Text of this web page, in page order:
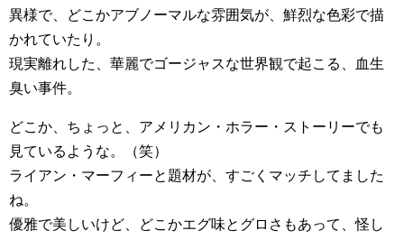
異様で、どこかアブノーマルな雰囲気が、鮮烈な色彩で描
かれていたり。
現実離れした、華麗でゴージャスな世界観で起こる、血生
臭い事件。
どこか、ちょっと、アメリカン・ホラー・ストーリーでも
見ているような。（笑）
ライアン・マーフィーと題材が、すごくマッチしてました
ね。
優雅で美しいけど、どこかエグ味とグロさもあって、怪し